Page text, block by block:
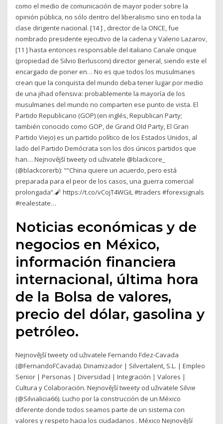
como el medio de comunicación de mayor poder sobre la
opinión pública, no sólo dentro del liberalismo sino en toda la
clase dirigente nacional. [14 ] , director de la ONCE, fue
nombrado presidente ejecutivo de la cadena y Valerio Lazarov,
[11 ] hasta entonces responsable del italiano Canale cinque
(propiedad de Silvio Berlusconi) director general, siendo este el
encargado de poner en… No es que todos los musulmanes
crean que la conquista del mundo deba tener lugar por medio
de una jihad ofensiva: probablemente la mayoría de los
musulmanes del mundo no comparten ese punto de vista. El
Partido Republicano (GOP) (en inglés, Republican Party;
también conocido como GOP, de Grand Old Party, El Gran
Partido Viejo) es un partido político de los Estados Unidos, al
lado del Partido Demócrata son los dos únicos partidos que
han… Nejnovější tweety od uživatele @blackcore_
(@blackcorerb): "️“China quiere un acuerdo, pero está
preparada para el peor de los casos, una guerra comercial
prolongada”.🧨 https://t.co/vCojT4WGiL #traders #forexsignals
#realestate…
Noticias económicas y de
negocios en México,
información financiera
internacional, última hora
de la Bolsa de valores,
precio del dólar, gasolina y
petróleo.
Nejnovější tweety od uživatele Fernando Fdez-Cavada
(@FernandoFCavada). Dinamizador | Silvertalent, S.L. | Empleo
Senior | Personas | Diversidad | Integración | Valores |
Cultura y Colaboración. Nejnovější tweety od uživatele Silvie
(@Silvialicia66). Lucho por la construcción de un México
diferente donde todos seamos parte de un sistema con
valores y respeto hacia los ciudadanos . México Nejnovější